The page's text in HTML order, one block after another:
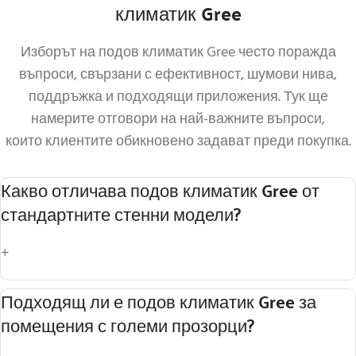
климатик Gree
Изборът на подов климатик Gree често поражда
въпроси, свързани с ефективност, шумови нива,
поддръжка и подходящи приложения. Тук ще
намерите отговори на най-важните въпроси,
които клиентите обикновено задават преди покупка.
Какво отличава подов климатик Gree от
стандартните стенни модели?
+
Монтажът на подов климатик Gree позволява
по-добро отопление, по-бързо разпределение
на топлия въздух и е отлична алтернатива при
Подходящ ли е подов климатик Gree за
помещения с големи прозорци?